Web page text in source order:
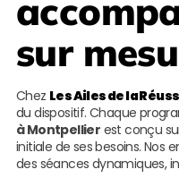
sur
Chez Les Ailes de la
du dispositif. Chaque
à Montpellier est conçu
initiale de ses besoins. Nos
des séances dynamiques,